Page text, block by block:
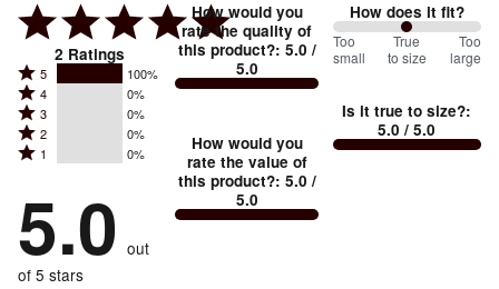
2 Ratings
Rated
5
stars
by
of
reviewers
5 100%
Rated
4
stars
by
of
reviewers
4 0%
Rated
3
stars
0%
of
reviewers
3 0%
Rated
2
by
0%
of
reviewers
2 0%
Rated
stars
by
0%
of
1 0%
5.0 out
of 5 stars
How would you
rate the quality of
this product?: 5.0 /
5.0
How would you
rate the value of
this product?: 5.0 /
5.0
How does it fit?
100
between
small
and
Too
small
True
to size
Too
large
Is it true to size?:
5.0 / 5.0